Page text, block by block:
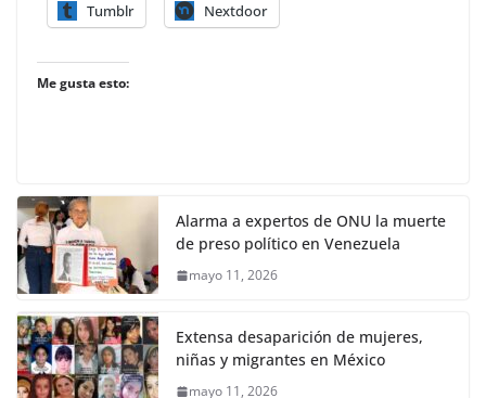
Tumblr Nextdoor
Me gusta esto:
Alarma a expertos de ONU la muerte
de preso político en Venezuela
mayo 11, 2026
Extensa desaparición de mujeres,
niñas y migrantes en México
mayo 11, 2026